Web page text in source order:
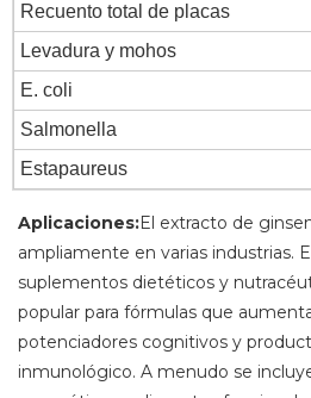
Recuento total de placas
Levadura y mohos
E. coli
Salmonella
Estapaureus
Aplicaciones:El extracto de
ampliamente en varias industrias.
suplementos dietéticos y
popular para fórmulas que
potenciadores cognitivos y
inmunológico. A menudo se